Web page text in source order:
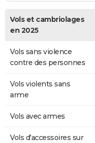
Vols et cambriolages
en 2025
Vols sans violence
contre des personnes
Vols violents sans
arme
Vols avec armes
Vols d'accessoires sur